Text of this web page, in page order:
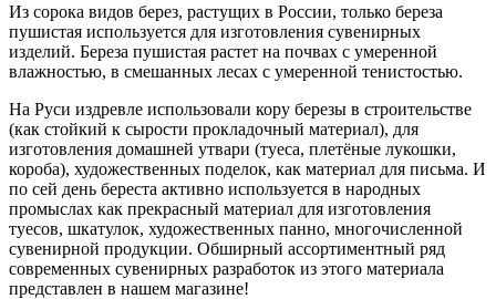
Из сорока видов берез, растущих в России, только береза
пушистая используется для изготовления сувенирных
изделий. Береза пушистая растет на почвах с умеренной
влажностью, в смешанных лесах с умеренной тенистостью.
На Руси издревле использовали кору березы в строительстве
(как стойкий к сырости прокладочный материал), для
изготовления домашней утвари (туеса, плетёные лукошки,
короба), художественных поделок, как материал для письма. И
по сей день береста активно используется в народных
промыслах как прекрасный материал для изготовления
туесов, шкатулок, художественных панно, многочисленной
сувенирной продукции. Обширный ассортиментный ряд
современных сувенирных разработок из этого материала
представлен в нашем магазине!